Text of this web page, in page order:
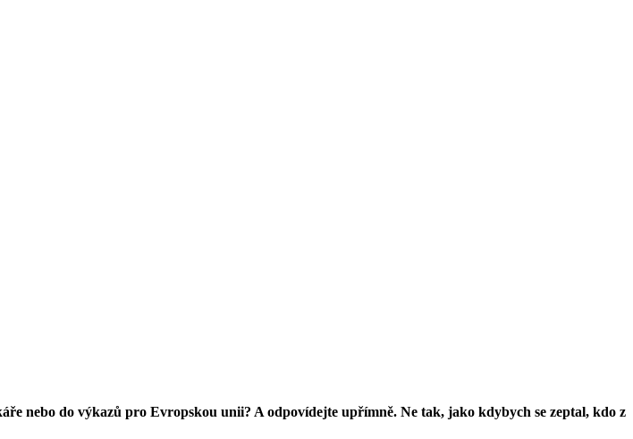
nebo do výkazů pro Evropskou unii? A odpovídejte upřímně. Ne tak, jako kdybych se zeptal, kdo z